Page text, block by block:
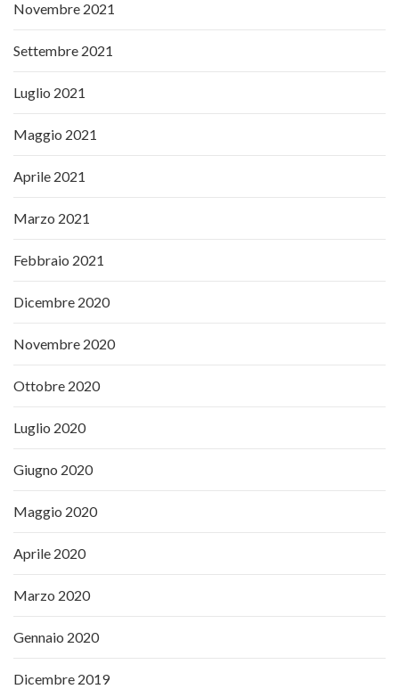
Novembre 2021
Settembre 2021
Luglio 2021
Maggio 2021
Aprile 2021
Marzo 2021
Febbraio 2021
Dicembre 2020
Novembre 2020
Ottobre 2020
Luglio 2020
Giugno 2020
Maggio 2020
Aprile 2020
Marzo 2020
Gennaio 2020
Dicembre 2019